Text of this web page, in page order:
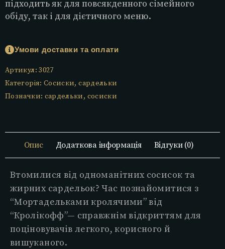
підходить як для повсякденного сімейного
обіду, так і для дієтичного меню.
Умови доставки та оплати
Артикул:3027
Категорія: Сосиски, сардельки
Позначки: сардельки, сосиски
Опис Додаткова інформація Відгуки (0)
Втомилися від одноманітних сосисок та
жирних сардельок? Час познайомитися з
“Мортадельками кролячими” від
“Кролікофф”— справжнім відкриттям для
поціновувачів легкого, корисного й
вишуканого.